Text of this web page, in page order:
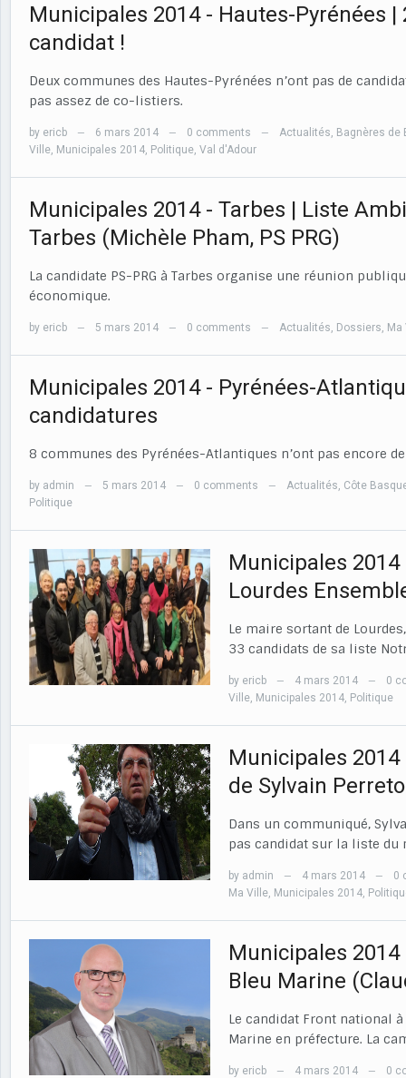
Municipales 2014 - Hautes-Pyrénées
candidat !
Deux communes des Hautes-Pyrénées n’ont pas de
pas assez de co-listiers.
by ericb — 6 mars 2014 — 0 comments — Actualités, Bagnères de
Ville, Municipales 2014, Politique, Val d'Adour
Municipales 2014 - Tarbes | Liste
Tarbes (Michèle Pham, PS PRG)
La candidate PS-PRG à Tarbes organise une réunion
économique.
by ericb — 5 mars 2014 — 0 comments — Actualités, Dossiers, Ma
Municipales 2014 - Pyrénées-
candidatures
8 communes des Pyrénées-Atlantiques n’ont pas encore
by admin — 5 mars 2014 — 0 comments — Actualités, Côte
Politique
Municipales
Lourdes
Le maire sortant de
33 candidats de sa liste
by ericb — 4 mars 2014 —
0
Ville, Municipales 2014, Politique
Municipales
de Sylvain Perreto
Dans un communiqué,
pas candidat sur la liste du
by admin — 4 mars 2014 —
0
Ma Ville, Municipales 2014,
Municipales
Bleu Marine
Le candidat Front national
Marine en préfecture. La
by ericb — 4 mars 2014 —
0